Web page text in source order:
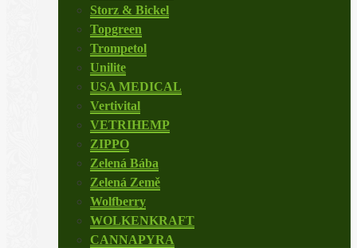
Storz & Bickel
Topgreen
Trompetol
Unilite
USA MEDICAL
Vertivital
VETRIHEMP
ZIPPO
Zelená Bába
Zelená Země
Wolfberry
WOLKENKRAFT
CANNAPYRA